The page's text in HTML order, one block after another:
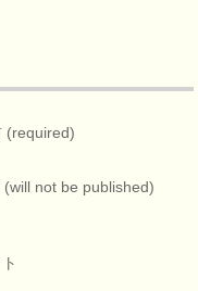
(required)
(will not be published)